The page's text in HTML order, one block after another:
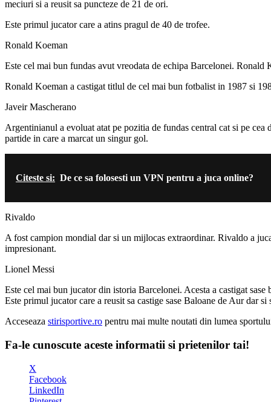
meciuri si a reusit sa puncteze de 21 de ori.
Este primul jucator care a atins pragul de 40 de trofee.
Ronald Koeman
Este cel mai bun fundas avut vreodata de echipa Barcelonei. Ronald
Ronald Koeman a castigat titlul de cel mai bun fotbalist in 1987 si
Javeir Mascherano
Argentinianul a evoluat atat pe pozitia de fundas central cat si pe
partide in care a marcat un singur gol.
Citeste si: De ce sa folosesti un VPN pentru a juca online?
Rivaldo
A fost campion mondial dar si un mijlocas extraordinar. Rivaldo a
impresionant.
Lionel Messi
Este cel mai bun jucator din istoria Barcelonei. Acesta a castigat
Este primul jucator care a reusit sa castige sase Baloane de Aur dar si
Acceseaza stirisportive.ro pentru mai multe noutati din lumea
Fa-le cunoscute aceste informatii si prietenilor tai!
X
Facebook
LinkedIn